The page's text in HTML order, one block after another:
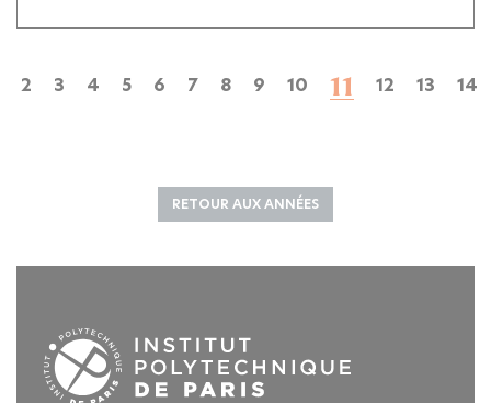
2 3 4 5 6 7 8 9 10 11 12 13 14
RETOUR AUX ANNÉES